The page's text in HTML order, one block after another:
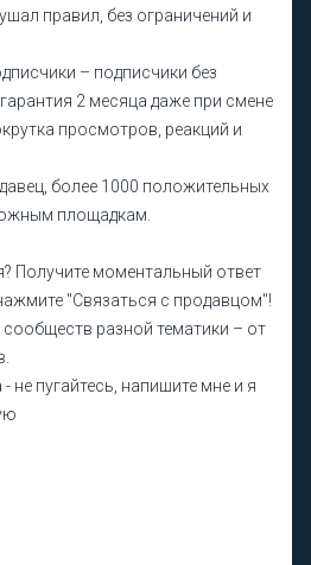
правил, без ограничений и
– подписчики без
2 месяца даже при смене
просмотров, реакций и
более 1000 положительных
площадкам.
Получите моментальный ответ
"Связаться с продавцом"!
разной тематики – от
- не пугайтесь, напишите мне и я